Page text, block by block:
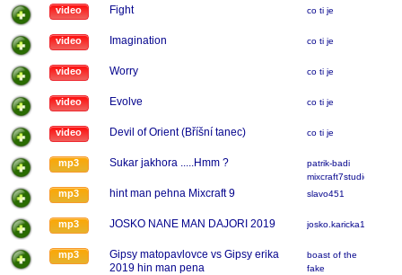
video Fight co ti je
video Imagination co ti je
video Worry co ti je
video Evolve co ti je
video Devil of Orient (Bříšní tanec) co ti je
mp3 Sukar jakhora .....Hmm ?
patrik-badi
mixcraft7studio
mp3 hint man pehna Mixcraft 9 slavo451
mp3 JOSKO NANE MAN DAJORI 2019 josko.karicka123
mp3
Gipsy matopavlovce vs Gipsy erika
2019 hin man pena
boast of the
fake